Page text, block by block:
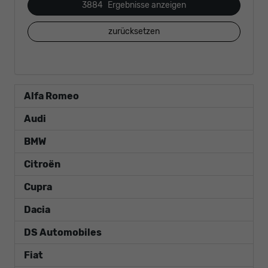
3884 Ergebnisse anzeigen
zurücksetzen
Alfa Romeo
Audi
BMW
Citroën
Cupra
Dacia
DS Automobiles
Fiat